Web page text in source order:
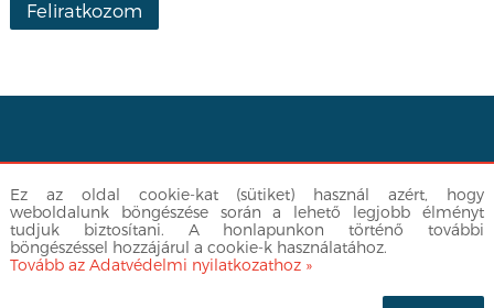
Ez az oldal cookie-kat (sütiket) használ azért, hogy
weboldalunk böngészése során a lehető legjobb élményt
tudjuk biztosítani. A honlapunkon történő további
böngészéssel hozzájárul a cookie-k használatához.
Tovább az Adatvédelmi nyilatkozathoz »
Adatvédelmi nyilatkozat